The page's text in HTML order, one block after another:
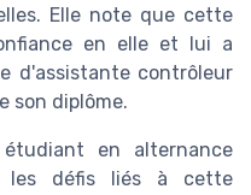
Elle note que cette
en elle et lui a
d'assistante contrôleur
son diplôme.
en alternance
les défis liés à cette